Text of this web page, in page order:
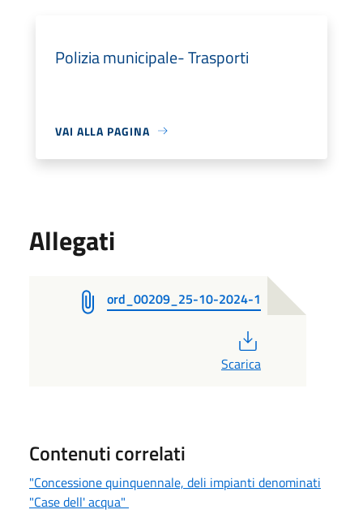
Polizia municipale- Trasporti
VAI ALLA PAGINA
Allegati
ord_00209_25-10-2024-1
Scarica
Contenuti correlati
"Concessione quinquennale, deli impianti denominati
"Case dell' acqua"